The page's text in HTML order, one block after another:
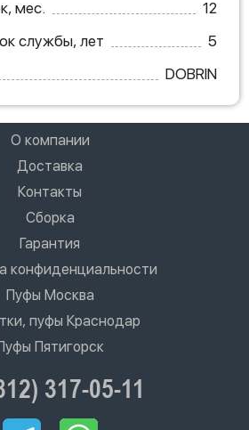
мес.
12
службы, лет
5
DOBRIN
О компании
Доставка
Контакты
Сборка
Гарантия
конфиденциальности
Пуфы Москва
пуфы Краснодар
Пятигорск
317-05-11